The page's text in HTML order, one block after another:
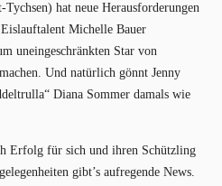
hat neue Herausforderungen
Michelle Bauer
uneingeschränkten Star von
Und natürlich gönnt Jenny
Diana Sommer damals wie
Erfolg für sich und ihren Schützling
gibt’s aufregende News.